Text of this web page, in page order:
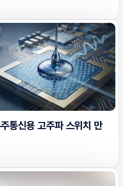
통신용 고주파 스위치 만